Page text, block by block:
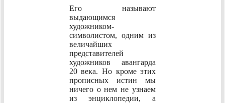
Его называют
выдающимся
художником-
символистом, одним из
величайших
представителей
художников авангарда
20 века. Но кроме этих
прописных истин мы
ничего о нем не узнаем
из энциклопедии, а